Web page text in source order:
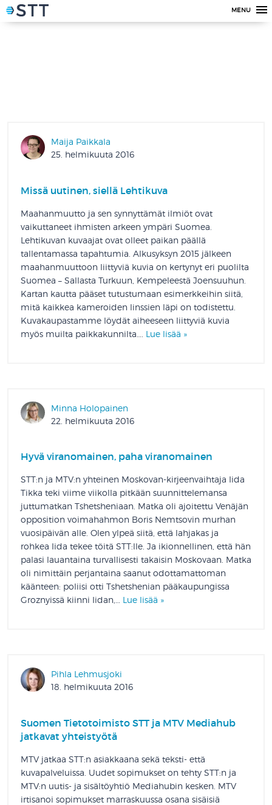
MENU
Maija Paikkala
25. helmikuuta 2016
Missä uutinen, siellä Lehtikuva
Maahanmuutto ja sen synnyttämät ilmiöt ovat
vaikuttaneet ihmisten arkeen ympäri Suomea.
Lehtikuvan kuvaajat ovat olleet paikan päällä
tallentamassa tapahtumia. Alkusyksyn 2015 jälkeen
maahanmuuttoon liittyviä kuvia on kertynyt eri puolilta
Suomea – Sallasta Turkuun, Kempeleestä Joensuuhun.
Kartan kautta pääset tutustumaan esimerkkeihin siitä,
mitä kaikkea kameroiden linssien läpi on todistettu.
Kuvakaupastamme löydät aiheeseen liittyviä kuvia
myös muilta paikkakunnilta…. Lue lisää »
Minna Holopainen
22. helmikuuta 2016
Hyvä viranomainen, paha viranomainen
STT:n ja MTV:n yhteinen Moskovan-kirjeenvaihtaja Iida
Tikka teki viime viikolla pitkään suunnittelemansa
juttumatkan Tshetsheniaan. Matka oli ajoitettu Venäjän
opposition voimahahmon Boris Nemtsovin murhan
vuosipäivän alle. Olen ylpeä siitä, että lahjakas ja
rohkea Iida tekee töitä STT:lle. Ja ikionnellinen, että hän
palasi lauantaina turvallisesti takaisin Moskovaan. Matka
oli nimittäin perjantaina saanut odottamattoman
käänteen: poliisi otti Tshetshenian pääkaupungissa
Groznyissä kiinni Iidan,… Lue lisää »
Pihla Lehmusjoki
18. helmikuuta 2016
Suomen Tietotoimisto STT ja MTV Mediahub
jatkavat yhteistyötä
MTV jatkaa STT:n asiakkaana sekä teksti- että
kuvapalveluissa. Uudet sopimukset on tehty STT:n ja
MTV:n uutis- ja sisältöyhtiö Mediahubin kesken. MTV
irtisanoi sopimukset marraskuussa osana sisäisiä